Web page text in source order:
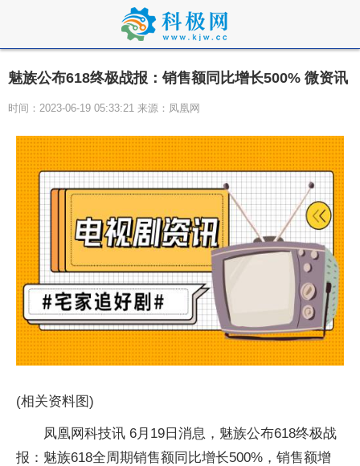
魅族公布618终极战报：销售额同比增长500% 微资讯
时间：2023-06-19 05:33:21 来源：凤凰网
(相关资料图)
凤凰网科技讯 6月19日消息，魅族公布618终极战
报：魅族618全周期销售额同比增长500%，销售额增